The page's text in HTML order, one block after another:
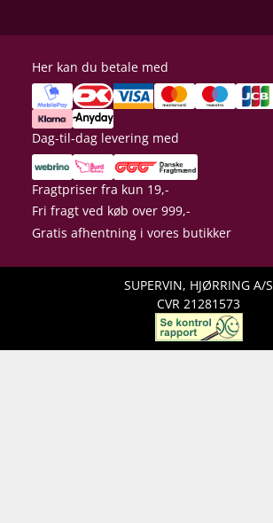
Her kan du betale med
Dag-til-dag levering med
Fragtpriser fra kun 19,-
Fri fragt ved køb over 999,-
Gratis afhentning i vores butikker
SUPERVIN, HJØRRING A/S
CVR 21281573